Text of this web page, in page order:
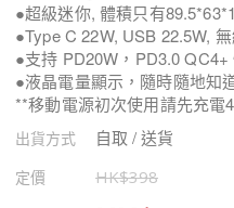
●超級迷你, 體積只有
●Type C 22W, USB 22.5W,
●支持 PD20W，PD3.0 QC4+
●液晶電量顯示，隨時隨地知
**移動電源初次使用請先充電
出貨方式 自取 / 送貨
定價 HK$398